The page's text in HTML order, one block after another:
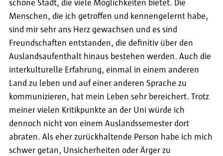
schöne Stadt, die viele Möglichkeiten bietet. Die
Menschen, die ich getroffen und kennengelernt habe,
sind mir sehr ans Herz gewachsen und es sind
Freundschaften entstanden, die definitiv über den
Auslandsaufenthalt hinaus bestehen werden. Auch die
interkulturelle Erfahrung, einmal in einem anderen
Land zu leben und auf einer anderen Sprache zu
kommunizieren, hat mein Leben sehr bereichert. Trotz
meiner vielen Kritikpunkte an der Uni würde ich
dennoch nicht von einem Auslandssemester dort
abraten. Als eher zurückhaltende Person habe ich mich
schwer getan, Unsicherheiten oder Ärger zu